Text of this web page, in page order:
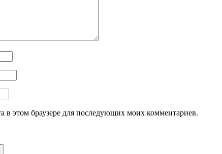
в этом браузере для последующих моих комментариев.